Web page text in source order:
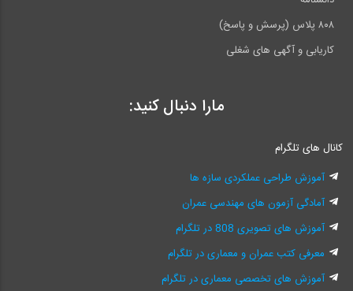
۸۰۸ پلاس (پرسش و پاسخ)
کاریابی و آگهی های شغلی
مارا دنبال کنید:
کانال های تلگرام
آموزش طراحی عملکردی سازه ها
آمادگی آزمون های مهندسی عمران
آموزش های تصویری 808 در تلگرام
معرفی کتب عمران و معماری در تلگرام
آموزش های تخصصی معماری در تلگرام